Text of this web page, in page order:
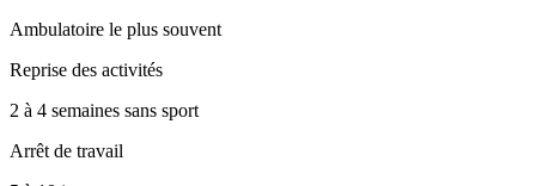
Ambulatoire le plus souvent
Reprise des activités
2 à 4 semaines sans sport
Arrêt de travail